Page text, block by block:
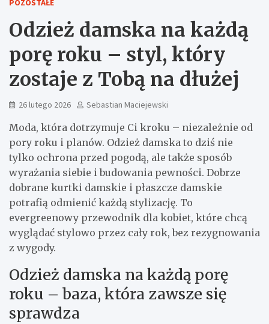
POZOSTAŁE
Odzież damska na każdą
porę roku – styl, który
zostaje z Tobą na dłużej
26 lutego 2026 Sebastian Maciejewski
Moda, która dotrzymuje Ci kroku – niezależnie od
pory roku i planów. Odzież damska to dziś nie
tylko ochrona przed pogodą, ale także sposób
wyrażania siebie i budowania pewności. Dobrze
dobrane kurtki damskie i płaszcze damskie
potrafią odmienić każdą stylizację. To
evergreenowy przewodnik dla kobiet, które chcą
wyglądać stylowo przez cały rok, bez rezygnowania
z wygody.
Odzież damska na każdą porę
roku – baza, która zawsze się
sprawdza